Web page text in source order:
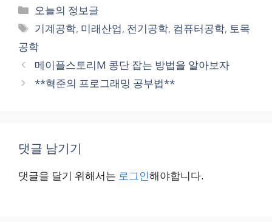
카
테
고
리
오늘의 정보글
태
그
기계공학, 미래산업, 전기공학, 컴퓨터공학, 토목
공학
메이플스토리M 콩단 잡는 방법을 알아보자
**혁준의 프로그래밍 공부법**
댓글 남기기
댓글을 달기 위해서는 로그인해야합니다.